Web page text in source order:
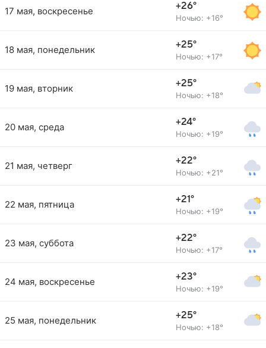
17 мая, воскресенье +26°
Ночью: +16°
18 мая, понедельник +25°
Ночью: +17°
19 мая, вторник +25°
Ночью: +18°
20 мая, среда +24°
Ночью: +19°
21 мая, четверг +22°
Ночью: +21°
22 мая, пятница +21°
Ночью: +19°
23 мая, суббота +22°
Ночью: +17°
24 мая, воскресенье +23°
Ночью: +19°
25 мая, понедельник +25°
Ночью: +18°